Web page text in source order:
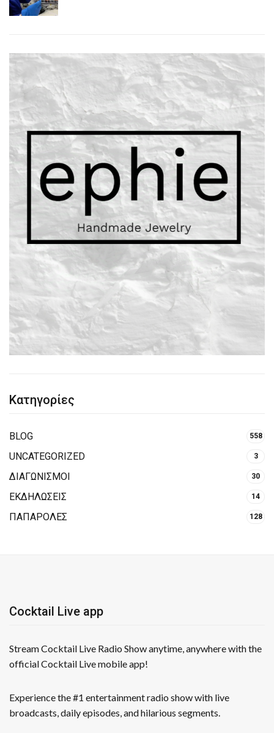
Κατηγορίες
BLOG 558
UNCATEGORIZED 3
ΔΙΑΓΩΝΙΣΜΟΙ 30
ΕΚΔΗΛΩΣΕΙΣ 14
ΠΑΠΑΡΟΛΕΣ 128
Cocktail Live app
Stream Cocktail Live Radio Show anytime, anywhere with the
official Cocktail Live mobile app!
Experience the #1 entertainment radio show with live
broadcasts, daily episodes, and hilarious segments.